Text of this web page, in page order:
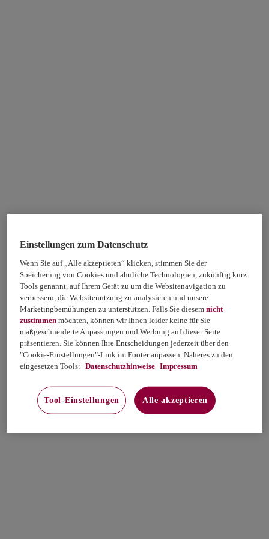
Einstellungen zum Datenschutz
Wenn Sie auf „Alle akzeptieren“ klicken, stimmen Sie der
Speicherung von Cookies und ähnliche Technologien, zukünftig kurz
Tools genannt, auf Ihrem Gerät zu um die Websitenavigation zu
verbessern, die Websitenutzung zu analysieren und unsere
Marketingbemühungen zu unterstützen. Falls Sie diesemnicht
zustimmen möchten, können wir Ihnen leider keine für Sie
maßgeschneiderte Anpassungen und Werbung auf dieser Seite
präsentieren. Sie können Ihre Entscheidungen jederzeit über den
"Cookie-Einstellungen"-Link im Footer anpassen. Näheres zu den
eingesetzen Tools: Datenschutzhinweise Impressum
Tool-Einstellungen Alle akzeptieren